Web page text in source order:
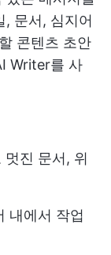
, 문서, 심지어
콘텐츠 초안
Writer를 사
진 문서, 위
내에서 작업